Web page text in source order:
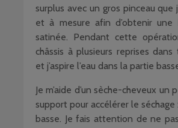
surplus avec un gros pinceau que
et à mesure afin d’obtenir une
satinée. Pendant cette
châssis à plusieurs reprises
et j’aspire l’eau dans la partie
Je m’aide d’un sèche-cheveux un
support pour accélérer le
basse. Je fais attention de ne